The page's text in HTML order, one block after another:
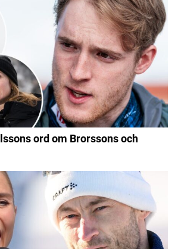
ord om Brorssons och